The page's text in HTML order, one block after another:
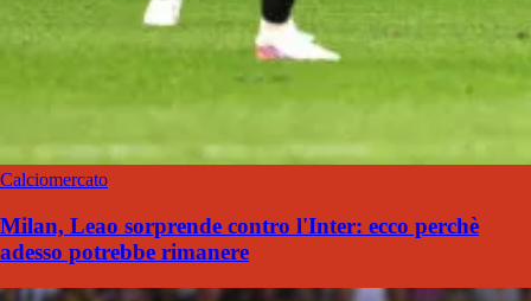
Calciomercato
Milan, Leao sorprende contro l'Inter: ecco perchè
adesso potrebbe rimanere